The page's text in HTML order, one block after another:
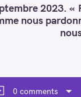
2023. «
nous
0 comments